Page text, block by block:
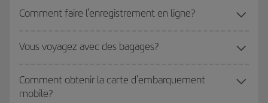
Comment faire l'enregistrement en ligne?
Vous voyagez avec des bagages?
Comment obtenir la carte d'embarquement
mobile?